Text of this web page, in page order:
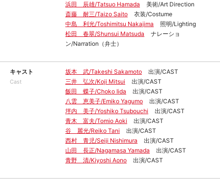
浜田 辰雄/Tatsuo Hamada
美術/Art Direction
斎藤 耐三/Taizo Saito
衣装/Costume
中島 利光/Toshimitsu Nakajima
照明/Lighting
松田 春翠/Shunsui Matsuda
ナレーショ
ン/Narration（弁士）
キャスト
Cast
坂本 武/Takeshi Sakamoto
出演/CAST
三井 弘次/Koji Mitsui
出演/CAST
飯田 蝶子/Choko Iida
出演/CAST
八雲 恵美子/Emiko Yagumo
出演/CAST
坪内 美子/Yoshiko Tsubouchi
出演/CAST
青木 富夫/Tomio Aoki
出演/CAST
谷 麗光/Reiko Tani
出演/CAST
西村 青児/Seiji Nishimura
出演/CAST
山田 長正/Nagamasa Yamada
出演/CAST
青野 清/Kiyoshi Aono
出演/CAST